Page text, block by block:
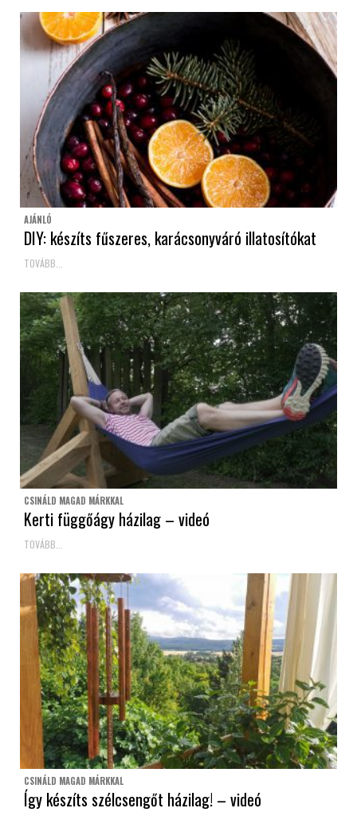
AJÁNLÓ
DIY: készíts fűszeres, karácsonyváró illatosítókat
TOVÁBB...
CSINÁLD MAGAD MÁRKKAL
Kerti függőágy házilag – videó
TOVÁBB...
CSINÁLD MAGAD MÁRKKAL
Így készíts szélcsengőt házilag! – videó